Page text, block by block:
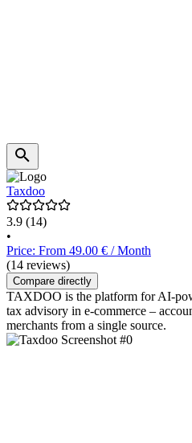
Taxdoo
3.9 (14)
•
Price: From 49.00 € / Month
(14 reviews)
Compare directly
TAXDOO is the platform for AI-
tax advisory in e-commerce –
merchants from a single source.